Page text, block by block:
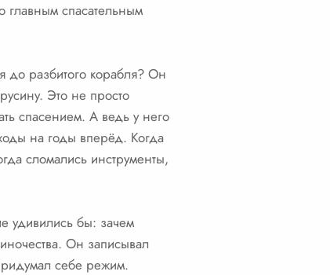
главным спасательным
до разбитого корабля? Он
Это не просто
спасением. А ведь у него
на годы вперёд. Когда
сломались инструменты,
удивились бы: зачем
Он записывал
себе режим.